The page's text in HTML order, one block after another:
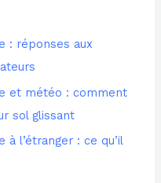
: réponses aux
et météo : comment
sol glissant
l’étranger : ce qu’il